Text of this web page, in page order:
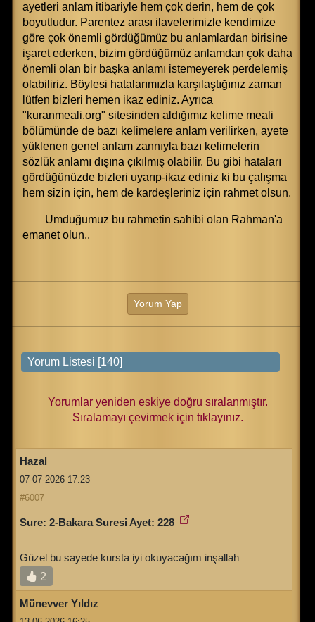
ayetleri anlam itibariyle hem çok derin, hem de çok
boyutludur. Parentez arası ilavelerimizle kendimize
göre çok önemli gördüğümüz bu anlamlardan birisine
işaret ederken, bizim gördüğümüz anlamdan çok daha
önemli olan bir başka anlamı istemeyerek perdelemiş
olabiliriz. Böylesi hatalarımızla karşılaştığınız zaman
lütfen bizleri hemen ikaz ediniz. Ayrıca
"kuranmeali.org" sitesinden aldığımız kelime meali
bölümünde de bazı kelimelere anlam verilirken, ayete
yüklenen genel anlam zannıyla bazı kelimelerin
sözlük anlamı dışına çıkılmış olabilir. Bu gibi hataları
gördüğünüzde bizleri uyarıp-ikaz ediniz ki bu çalışma
hem sizin için, hem de kardeşleriniz için rahmet olsun.
Umduğumuz bu rahmetin sahibi olan Rahman'a
emanet olun..
Yorum Yap
Yorumlar yeniden eskiye doğru sıralanmıştır.
Sıralamayı çevirmek için tıklayınız.
Hazal
07-07-2026 17:23
#6007
Sure: 2-Bakara Suresi Ayet: 228
Güzel bu sayede kursta iyi okuyacağım inşallah
2
Münevver Yıldız